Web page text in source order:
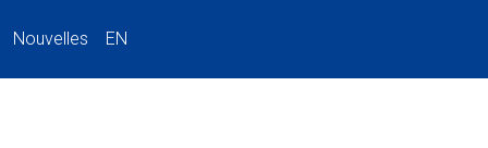
Nouvelles EN